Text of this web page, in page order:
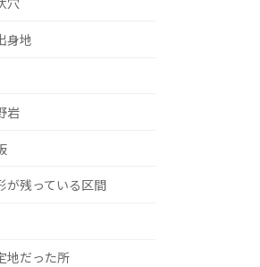
穴
身地
岩
残っている区間
だった所